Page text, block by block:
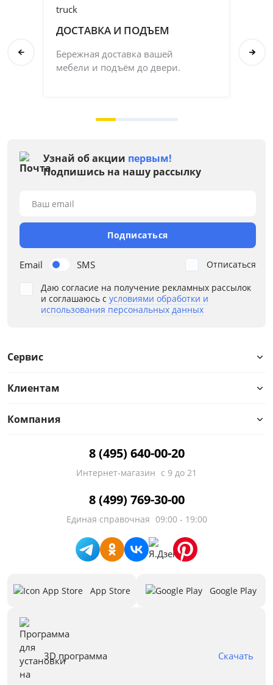
ДОСТАВКА И ПОДЪЕМ
Бережная доставка вашей
мебели и подъём до двери.
Узнай об акции первым!
Подпишись на нашу рассылку
Email SMS
Ваш email
Подписаться
Даю согласие на получение рекламных рассылок
и соглашаюсь с условиями обработки и
использования персональных данных
Отписаться
Сервис
Клиентам
Компания
8 (495) 640-00-20
Интернет-магазин с 9 до 21
8 (499) 769-30-00
Единая справочная 09:00 - 19:00
App Store Google Play
3D программа Скачать